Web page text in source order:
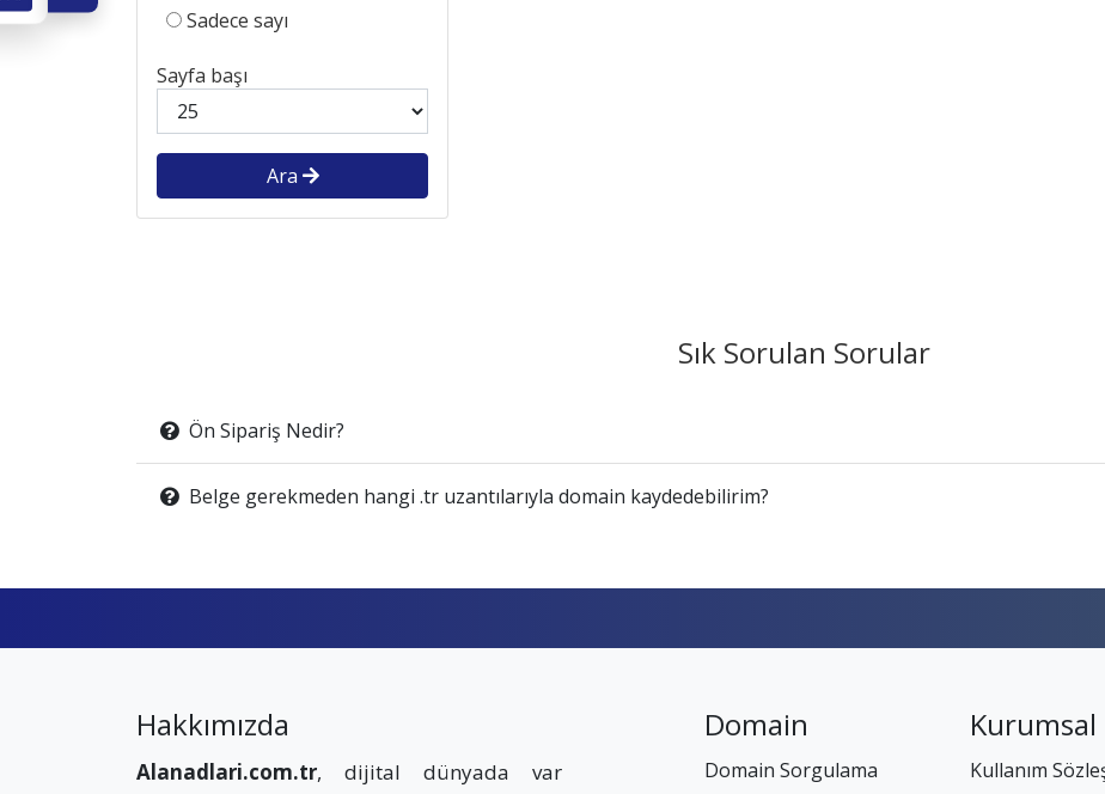
Sadece sayı
Sayfa başı
Ara
Sık Sorulan Sorular
Ön Sipariş Nedir?
Belge gerekmeden hangi .tr uzantılarıyla domain kaydedebilirim?
Hakkımızda
Alanadlari.com.tr, dijital dünyada var
Domain
Domain Sorgulama
Kurumsal
Kullanım